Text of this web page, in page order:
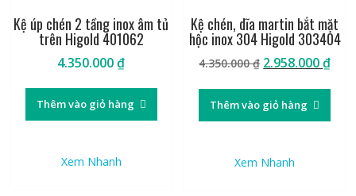
Kệ úp chén 2 tầng inox âm tủ
trên Higold 401062
4.350.000₫
Thêm vào giỏ hàng
Xem Nhanh
Kệ chén, dĩa martin bắt mặt
hộc inox 304 Higold 303404
4.350.000₫ Giá
là:
4.350.000 ₫.
2.958.000₫Giá
Thêm vào giỏ hàng
Xem Nhanh